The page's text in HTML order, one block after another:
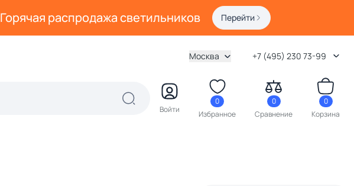
Горячая распродажа светильников Перейти
Москва +7 (495) 230 73-99
Войти
0
Избранное
0
Сравнение
0
Корзина